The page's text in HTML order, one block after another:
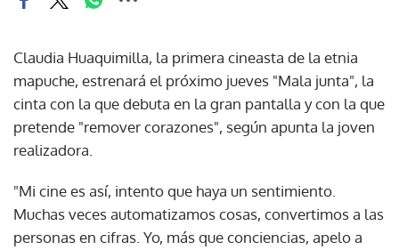
Claudia Huaquimilla, la primera cineasta de la etnia
mapuche, estrenará el próximo jueves "Mala junta", la
cinta con la que debuta en la gran pantalla y con la que
pretende "remover corazones", según apunta la joven
realizadora.
"Mi cine es así, intento que haya un sentimiento.
Muchas veces automatizamos cosas, convertimos a las
personas en cifras. Yo, más que conciencias, apelo a